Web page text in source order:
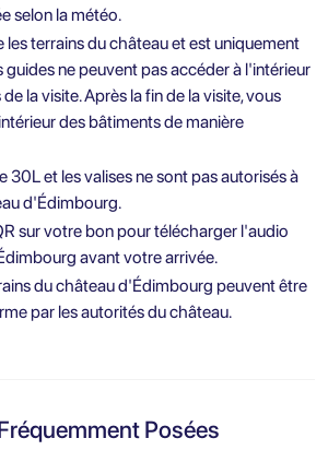
selon la météo.
terrains du château et est uniquement
guides ne peuvent pas accéder à l'intérieur
la visite. Après la fin de la visite, vous
des bâtiments de manière
30L et les valises ne sont pas autorisés à
d'Édimbourg.
sur votre bon pour télécharger l'audio
avant votre arrivée.
du château d'Édimbourg peuvent être
par les autorités du château.
Posées